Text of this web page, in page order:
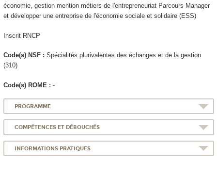
économie, gestion mention métiers de l'entrepreneuriat Parcours Manager
et développer une entreprise de l'économie sociale et solidaire (ESS)
Inscrit RNCP
Code(s) NSF : Spécialités plurivalentes des échanges et de la gestion
(310)
Code(s) ROME : -
PROGRAMME
COMPÉTENCES ET DÉBOUCHÉS
INFORMATIONS PRATIQUES